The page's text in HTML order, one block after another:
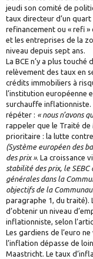
jeudi son comité de
taux directeur d’un
refinancement ou « refi
et les entreprises de la
niveau depuis sept ans.
La BCE n’y a plus
relèvement des taux en
crédits immobiliers à
l’institution européenne
surchauffe inflationniste.
répéter : « nous n’avons
rappeler que le Traité de
prioritaire : la lutte
(Système européen des
des prix ». La croissance
stabilité des prix, le
générales dans la
objectifs de la
paragraphe 1, du traité).
d’obtenir un niveau
inflationniste, selon
Les gardiens de l’euro
l’inflation dépasse de
Maastricht. Le taux